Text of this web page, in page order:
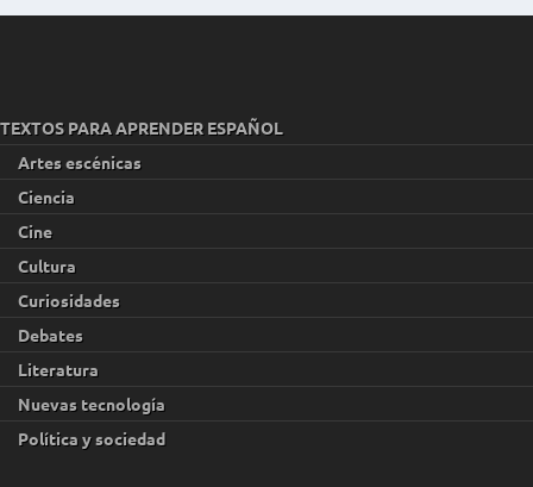
TEXTOS PARA APRENDER ESPAÑOL
Artes escénicas
Ciencia
Cine
Cultura
Curiosidades
Debates
Literatura
Nuevas tecnología
Política y sociedad